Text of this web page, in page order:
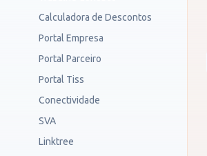
Calculadora de Descontos
Portal Empresa
Portal Parceiro
Portal Tiss
Conectividade
SVA
Linktree